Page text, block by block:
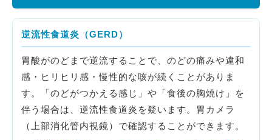
逆流性食道炎（GERD）
胃酸がのどまで逆流することで、のどの痛みや違和
感・ヒリヒリ感・慢性的な咳が続くことがありま
す。「のどがつかえる感じ」や「食後の胸焼け」を
伴う場合は、逆流性食道炎を疑います。胃カメラ
（上部消化管内視鏡）で確認することができます。